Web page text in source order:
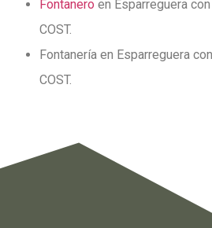
Fontanero en Esparreguera
COST.
Fontanería en Esparreguera
COST.